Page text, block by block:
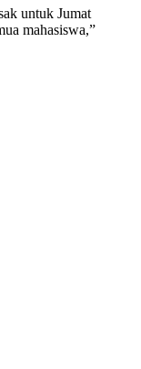
untuk Jumat
mahasiswa,”